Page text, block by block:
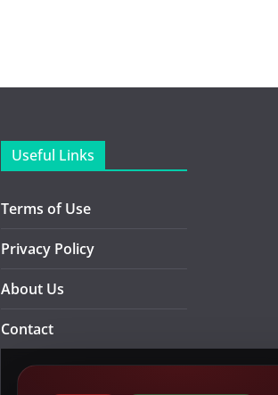
Useful Links
Terms of Use
Privacy Policy
About Us
Contact